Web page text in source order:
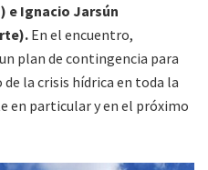
e Ignacio Jarsún
En el encuentro,
plan de contingencia para
la crisis hídrica en toda la
en particular y en el próximo